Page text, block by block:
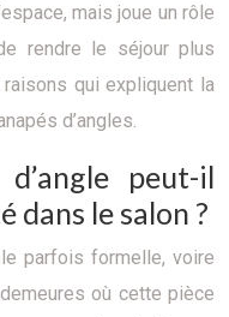
mais joue un rôle
rendre le séjour plus
qui expliquent la
d’angles.
peut-il
le salon ?
parfois formelle, voire
où cette pièce